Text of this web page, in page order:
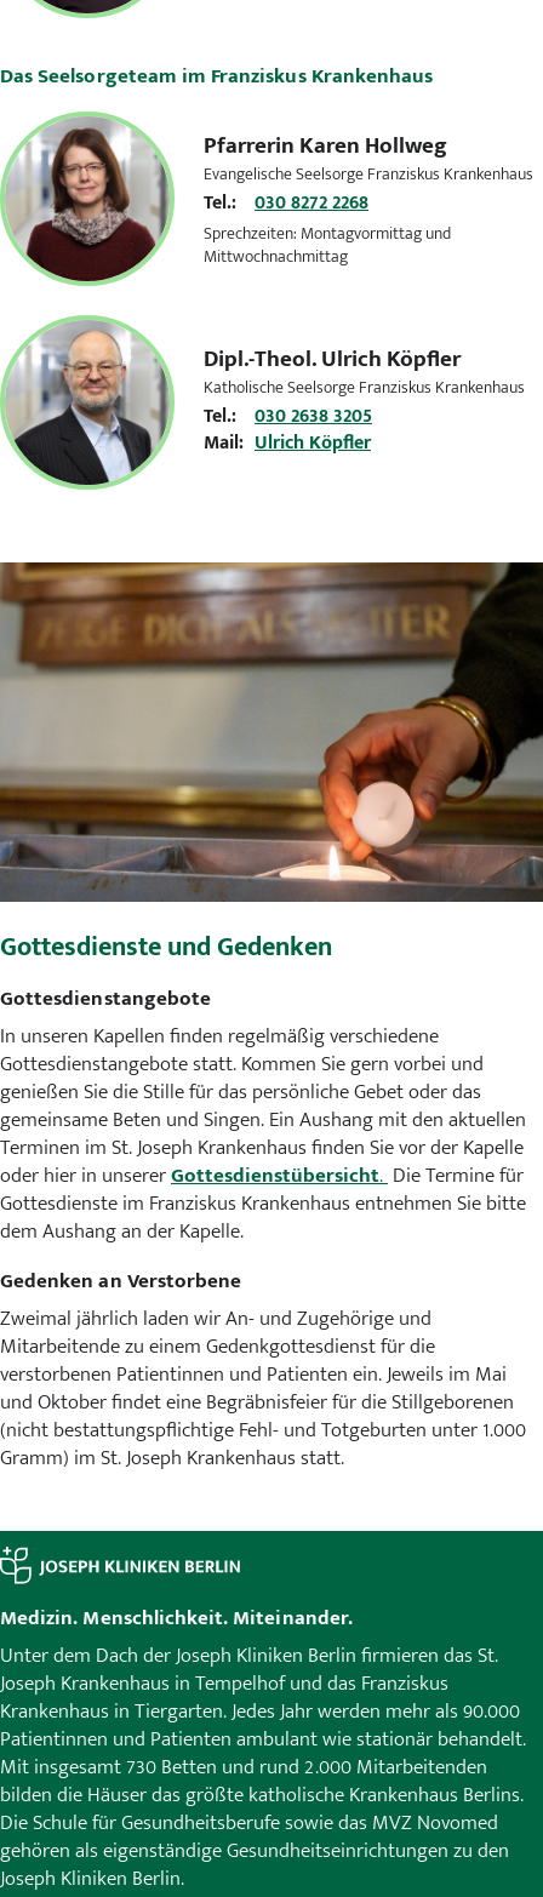
Das Seelsorgeteam im Franziskus Krankenhaus
PfarrerinKaren Hollweg
Evangelische Seelsorge Franziskus Krankenhaus
Tel.: 030 8272 2268
Sprechzeiten: Montagvormittag und
Mittwochnachmittag
Dipl.-Theol.Ulrich Köpfler
Katholische Seelsorge Franziskus Krankenhaus
Tel.: 030 2638 3205
Mail: Ulrich Köpfler
Gottesdienste und Gedenken
Gottesdienstangebote
In unseren Kapellen finden regelmäßig verschiedene
Gottesdienstangebote statt. Kommen Sie gern vorbei und
genießen Sie die Stille für das persönliche Gebet oder das
gemeinsame Beten und Singen. Ein Aushang mit den aktuellen
Terminen im St. Joseph Krankenhaus finden Sie vor der Kapelle
oder hier in unsererGottesdienstübersicht.Die Termine für
Gottesdienste im Franziskus Krankenhaus entnehmen Sie bitte
dem Aushang an der Kapelle.
Gedenken an Verstorbene
Zweimal jährlich laden wir An- und Zugehörige und
Mitarbeitende zu einem Gedenkgottesdienst für die
verstorbenen Patientinnen und Patienten ein. Jeweils im Mai
und Oktober findet eine Begräbnisfeier für die Stillgeborenen
(nicht bestattungspflichtige Fehl- und Totgeburten unter 1.000
Gramm) im St. Joseph Krankenhaus statt.
Medizin. Menschlichkeit. Miteinander.
Unter dem Dach der Joseph Kliniken Berlin firmieren das St.
Joseph Krankenhaus in Tempelhof und das Franziskus
Krankenhaus in Tiergarten. Jedes Jahr werden mehr als 90.000
Patientinnen und Patienten ambulant wie stationär behandelt.
Mit insgesamt 730 Betten und rund 2.000 Mitarbeitenden
bilden die Häuser das größte katholische Krankenhaus Berlins.
Die Schule für Gesundheitsberufe sowie das MVZ Novomed
gehören als eigenständige Gesundheitseinrichtungen zu den
Joseph Kliniken Berlin.